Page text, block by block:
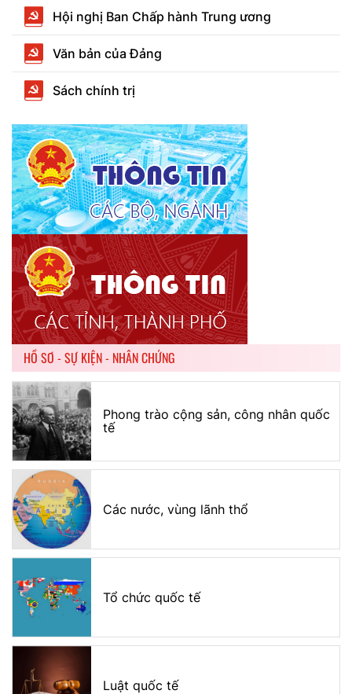
Hội nghị Ban Chấp hành Trung ương
Văn bản của Đảng
Sách chính trị
HỒ SƠ - SỰ KIỆN - NHÂN CHỨNG
Phong trào cộng sản, công nhân quốc
tế
Các nước, vùng lãnh thổ
Tổ chức quốc tế
Luật quốc tế